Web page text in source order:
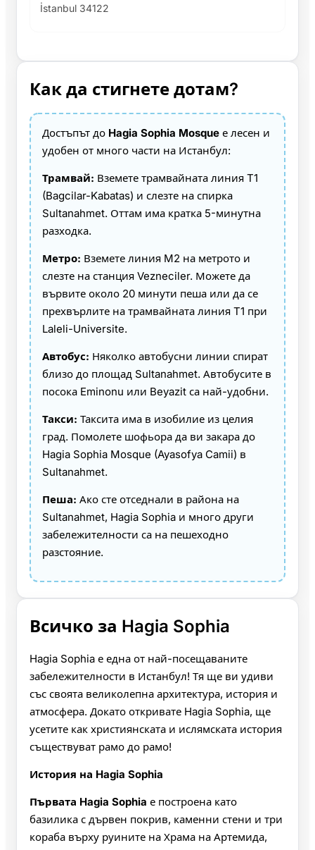
İstanbul 34122
Как да стигнете дотам?
Достъпът до Hagia Sophia Mosque е лесен и
удобен от много части на Истанбул:
Трамвай: Вземете трамвайната линия T1
(Bagcilar-Kabatas) и слезте на спирка
Sultanahmet. Оттам има кратка 5-минутна
разходка.
Метро: Вземете линия M2 на метрото и
слезте на станция Vezneciler. Можете да
вървите около 20 минути пеша или да се
прехвърлите на трамвайната линия T1 при
Laleli-Universite.
Автобус: Няколко автобусни линии спират
близо до площад Sultanahmet. Автобусите в
посока Eminonu или Beyazit са най-удобни.
Такси: Таксита има в изобилие из целия
град. Помолете шофьора да ви закара до
Hagia Sophia Mosque (Ayasofya Camii) в
Sultanahmet.
Пеша: Ако сте отседнали в района на
Sultanahmet, Hagia Sophia и много други
забележителности са на пешеходно
разстояние.
Всичко за Hagia Sophia
Hagia Sophia е една от най-посещаваните
забележителности в Истанбул! Тя ще ви удиви
със своята великолепна архитектура, история и
атмосфера. Докато откривате Hagia Sophia, ще
усетите как християнската и ислямската история
съществуват рамо до рамо!
История на Hagia Sophia
Първата Hagia Sophia е построена като
базилика с дървен покрив, каменни стени и три
кораба върху руините на Храма на Артемида,